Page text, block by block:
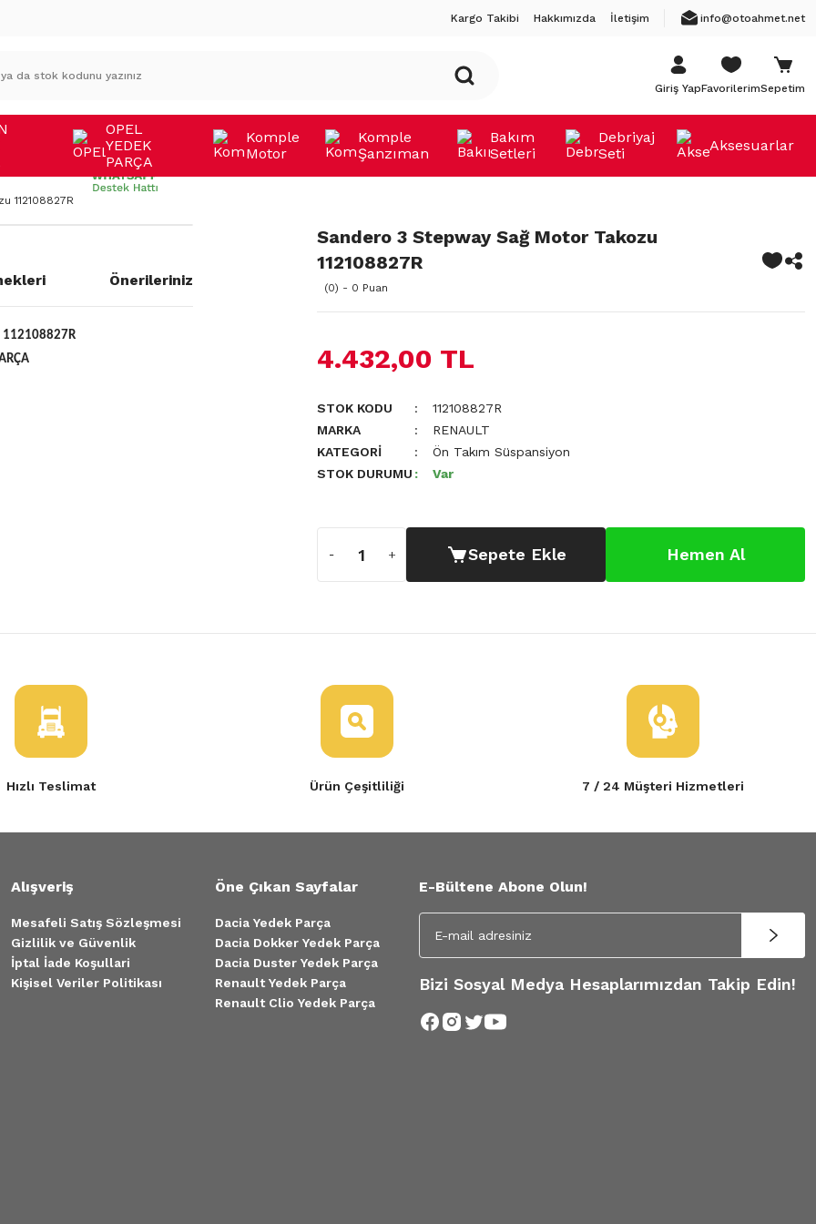
Kargo Takibi Hakkımızda İletişim info@otoahmet.net
Giriş YapFavorilerimSepetim
OPEL
YEDEK
PARÇA
Komple
Motor
Komple
Şanzıman
Bakım
Setleri
Debriyaj
Seti
Aksesuarlar
112108827R
Önerileriniz
112108827R
Sandero 3 Stepway Sağ Motor Takozu
112108827R
(0) - 0 Puan
4.432,00 TL
STOK KODU
112108827R
MARKA
RENAULT
KATEGORI
Ön Takım Süspansiyon
STOK DURUMU
Var
Sepete Ekle Hemen Al
Hızlı Teslimat Ürün Çeşitliliği 7 / 24 Müşteri Hizmetleri
Alışveriş
Mesafeli Satış Sözleşmesi
Gizlilik ve Güvenlik
İptal İade Koşullari
Kişisel Veriler Politikası
Öne Çıkan Sayfalar
Dacia Yedek Parça
Dacia Dokker Yedek Parça
Dacia Duster Yedek Parça
Renault Yedek Parça
Renault Clio Yedek Parça
E-Bültene Abone Olun!
Bizi Sosyal Medya Hesaplarımızdan Takip Edin!